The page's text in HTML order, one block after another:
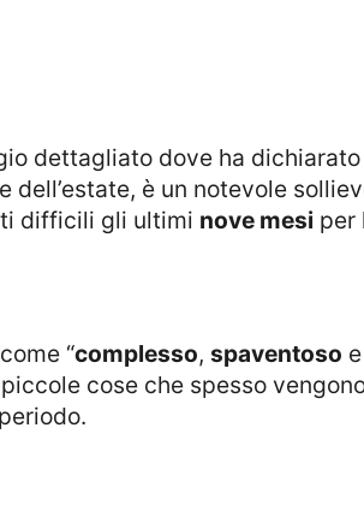
dettagliato dove ha
dell’estate, è un notevole
difficili gli ultimi nove mesi per
“complesso, spaventoso e
cose che spesso